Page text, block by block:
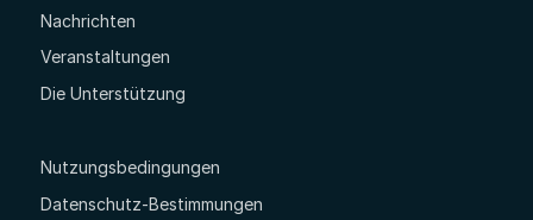
Nachrichten
Veranstaltungen
Die Unterstützung
Nutzungsbedingungen
Datenschutz-Bestimmungen